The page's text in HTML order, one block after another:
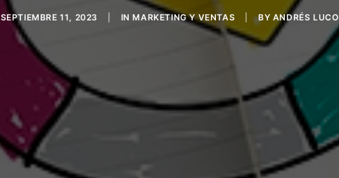
SEPTIEMBRE 11, 2023 INMARKETING Y VENTAS BY ANDRÉS LUCO